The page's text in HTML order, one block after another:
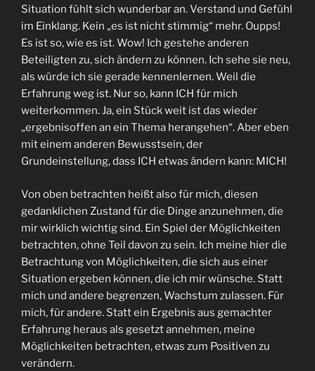
Situation fühlt sich wunderbar an. Verstand und Gefühl
im Einklang. Kein „es ist nicht stimmig“ mehr. Oupps!
Es ist so, wie es ist. Wow! Ich gestehe anderen
Beteiligten zu, sich ändern zu können. Ich sehe sie neu,
als würde ich sie gerade kennenlernen. Weil die
Erfahrung weg ist. Nur so, kann ICH für mich
weiterkommen. Ja, ein Stück weit ist das wieder
„ergebnisoffen an ein Thema herangehen“. Aber eben
mit einem anderen Bewusstsein, der
Grundeinstellung, dass ICH etwas ändern kann: MICH!
Von oben betrachten heißt also für mich, diesen
gedanklichen Zustand für die Dinge anzunehmen, die
mir wirklich wichtig sind. Ein Spiel der Möglichkeiten
betrachten, ohne Teil davon zu sein. Ich meine hier die
Betrachtung von Möglichkeiten, die sich aus einer
Situation ergeben können, die ich mir wünsche. Statt
mich und andere begrenzen, Wachstum zulassen. Für
mich, für andere. Statt ein Ergebnis aus gemachter
Erfahrung heraus als gesetzt annehmen, meine
Möglichkeiten betrachten, etwas zum Positiven zu
verändern.